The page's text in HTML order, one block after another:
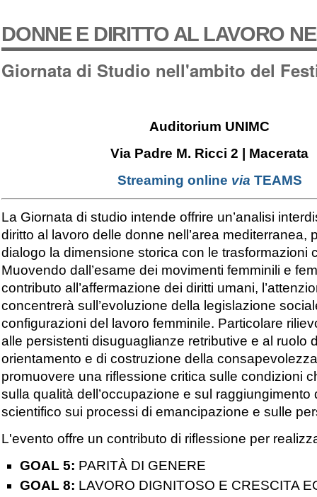
DONNE E DIRITTO AL LAVORO
Giornata di Studio nell'ambito del
Auditorium UNIMC
Via Padre M. Ricci 2 | Macerata
Streaming online via TEAMS
La Giornata di studio intende offrire un’analisi
diritto al lavoro delle donne nell’area mediterranea,
dialogo la dimensione storica con le trasformazioni
Muovendo dall’esame dei movimenti femminili e
contributo all’affermazione dei diritti umani,
concentrerà sull’evoluzione della legislazione
configurazioni del lavoro femminile. Particolare
alle persistenti disuguaglianze retributive e al ruolo
orientamento e di costruzione della
promuovere una riflessione critica sulle condizioni
sulla qualità dell’occupazione e sul
scientifico sui processi di emancipazione e sulle
L'evento offre un contributo di riflessione per
GOAL 5: PARITÀ DI GENERE
GOAL 8: LAVORO DIGNITOSO E CRESCITA